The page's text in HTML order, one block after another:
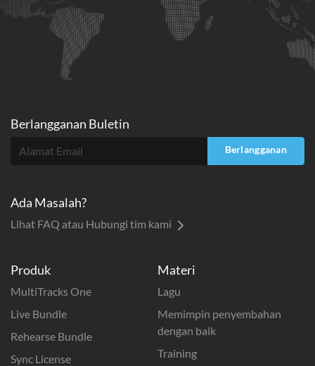
Produk
MultiTracks One
Live Bundle
Rehearse Bundle
Sync License
Materi
Lagu
Memimpin penyembahan
dengan baik
Training
Berlangganan Buletin
Berlangganan
Ada Masalah?
Lihat FAQ atau Hubungi tim kami